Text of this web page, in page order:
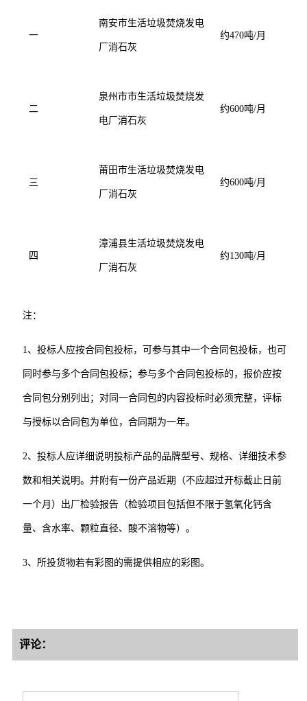
一
南安市生活垃圾焚烧发电
厂消石灰
约470吨/月
二
泉州市市生活垃圾焚烧发
电厂消石灰
约600吨/月
三
莆田市生活垃圾焚烧发电
厂消石灰
约600吨/月
四
漳浦县生活垃圾焚烧发电
厂消石灰
约130吨/月
注：
1、投标人应按合同包投标，可参与其中一个合同包投标，也可
同时参与多个合同包投标； 参与多个合同包投标的，报价应按
合同包分别列出 ；对同一合同包的内容投标时必须完整，评标
与授标以合同包为单位，合同期为一年。
2、投标人应详细说明投标产品的品牌型号、规格、详细技术参
数和相关说明。并附有一份产品近期（不应超过开标截止日前
一个月）出厂检验报告（检验项目包括但不限于氢氧化钙含
量、含水率、颗粒直径、酸不溶物等）。
3、所投货物若有彩图的需提供相应的彩图。
评论：